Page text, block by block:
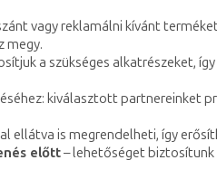
vagy reklamálni kívánt
megy.
a szükséges alkatrészeket,
kiválasztott partnereinket
ellátva is megrendelheti, így
előtt– lehetőséget